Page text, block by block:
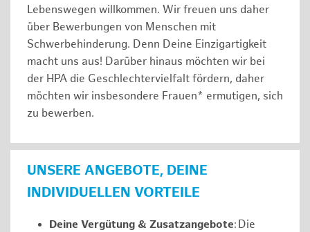
Lebenswegen willkommen. Wir freuen uns daher
über Bewerbungen von Menschen mit
Schwerbehinderung. Denn Deine Einzigartigkeit
macht uns aus! Darüber hinaus möchten wir bei
der HPA die Geschlechtervielfalt fördern, daher
möchten wir insbesondere Frauen* ermutigen, sich
zu bewerben.
UNSERE ANGEBOTE, DEINE
INDIVIDUELLEN VORTEILE
Deine Vergütung & Zusatzangebote: Die